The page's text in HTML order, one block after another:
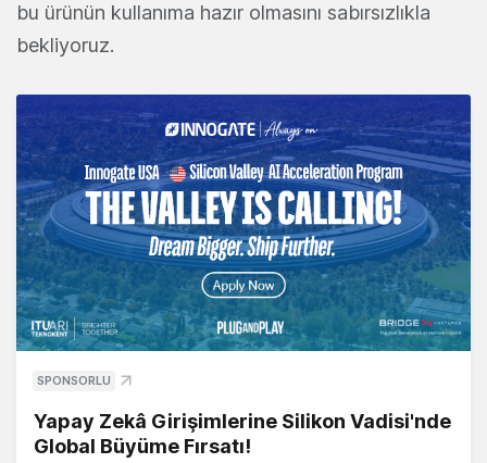
bu ürünün kullanıma hazır olmasını sabırsızlıkla
bekliyoruz.
SPONSORLU
Yapay Zekâ Girişimlerine Silikon Vadisi'nde
Global Büyüme Fırsatı!